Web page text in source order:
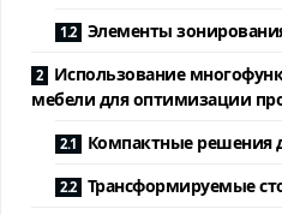
Элементы
Использование
мебели для оптимизации
Компактные решения
Трансформируемые